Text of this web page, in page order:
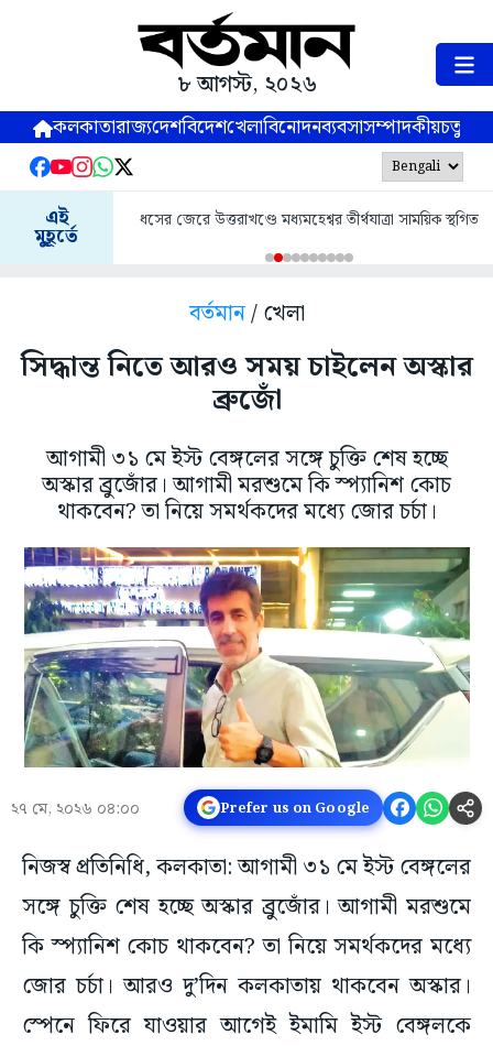
৮ আগস্ট, ২০২৬
কলকাতারাজ্যদেশবিদেশখেলাবিনোদনব্যবসাসম্পাদকীয়
এই
মুহূর্তে
ধসের জেরে উত্তরাখণ্ডে মধ্যমহেশ্বর তীর্থযাত্রা সাময়িক স্থগিত
বর্তমান/ খেলা
সিদ্ধান্ত নিতে আরও সময় চাইলেন অস্কার
ব্রুজোঁ
আগামী ৩১ মে ইস্ট বেঙ্গলের সঙ্গে চুক্তি শেষ হচ্ছে
অস্কার ব্র‌ুজোঁর। আগামী মরশুমে কি স্প্যানিশ কোচ
থাকবেন? তা নিয়ে সমর্থকদের মধ্যে জোর চর্চা।
২৭ মে, ২০২৬ ০৪:০০ Prefer us on Google
নিজস্ব প্রতিনিধি, কলকাতা: আগামী ৩১ মে ইস্ট বেঙ্গলের
সঙ্গে চুক্তি শেষ হচ্ছে অস্কার ব্র‌ুজোঁর। আগামী মরশুমে
কি স্প্যানিশ কোচ থাকবেন? তা নিয়ে সমর্থকদের মধ্যে
জোর চর্চা। আরও দু’দিন কলকাতায় থাকবেন অস্কার।
স্পেনে ফিরে যাওয়ার আগেই ইমামি ইস্ট বেঙ্গলকে